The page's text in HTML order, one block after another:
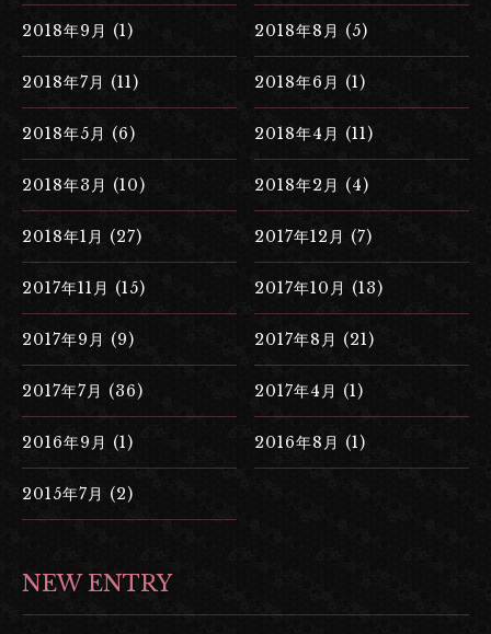
2018年9月 (1) 2018年8月 (5)
2018年7月 (11) 2018年6月 (1)
2018年5月 (6) 2018年4月 (11)
2018年3月 (10) 2018年2月 (4)
2018年1月 (27) 2017年12月 (7)
2017年11月 (15) 2017年10月 (13)
2017年9月 (9) 2017年8月 (21)
2017年7月 (36) 2017年4月 (1)
2016年9月 (1) 2016年8月 (1)
2015年7月 (2)
NEW ENTRY